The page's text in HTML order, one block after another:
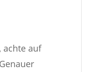
achte auf